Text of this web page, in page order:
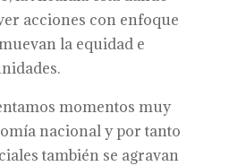
acciones con enfoque
la equidad e
momentos muy
nacional y por tanto
también se agravan